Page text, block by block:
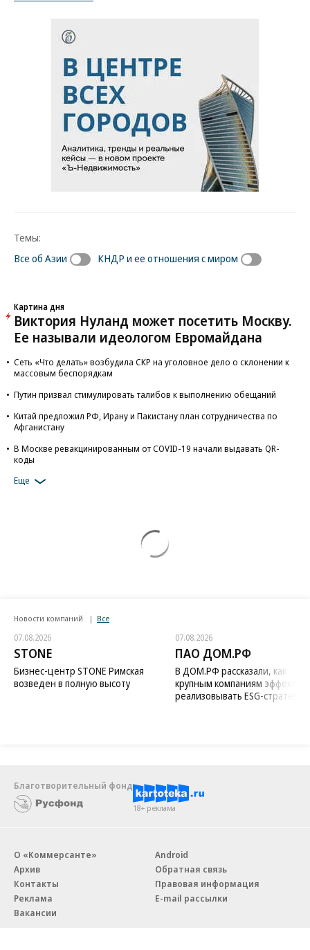
Темы:
Все об Азии
КНДР и ее отношения с миром
Картина дня
Виктория Нуланд может посетить Москву.
Ее называли идеологом Евромайдана
Сеть «Что делать» возбудила СКР на уголовное дело о склонении к
массовым беспорядкам
Путин призвал стимулировать талибов к выполнению обещаний
Китай предложил РФ, Ирану и Пакистану план сотрудничества по
Афганистану
В Москве ревакцинированным от COVID-19 начали выдавать QR-
коды
Еще
Новости компаний Все
07.08.2026
STONE
Бизнес-центр STONE Римская
возведен в полную высоту
07.08.2026
ПАО ДОМ.РФ
В ДОМ.РФ рассказали, как
крупным компаниям
реализовывать ESG-стратегию
Благотворительный фонд
18+ реклама
О «Коммерсанте»
Архив
Контакты
Реклама
Вакансии
Android
Обратная связь
Правовая информация
E-mail рассылки